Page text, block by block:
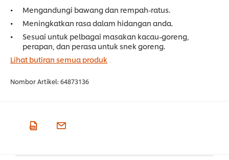
Mengandungi bawang dan rempah-ratus.
Meningkatkan rasa dalam hidangan anda.
Sesuai untuk pelbagai masakan kacau-goreng,
perapan, dan perasa untuk snek goreng.
Lihat butiran semua produk
Nombor Artikel: 64873136